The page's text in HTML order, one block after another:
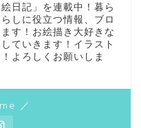
日記」を連載中！暮ら
しに役立つ情報、ブロ
す！お絵描き大好きな
ていきます！イラスト
よろしくお願いしま
／